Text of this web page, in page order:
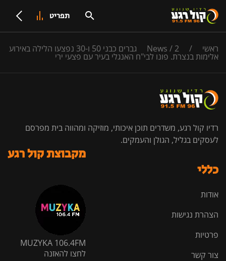
תפריט
ראשי /
News / 2 גברים כבני 50 ו-30 נפצעו הלילה באירוע
אלימות בנצרת. פונו לבי"ח האנגלי בעיר עם פצעי ירי
רדיו קול רגע, משדרים תוכן איכותי, מוזיקה ומהווה בית מפרסם
לעסקים בגליל, הגולן והעמקים.
כללי
אודות
הצהרת נגישות
פרטיות
צור קשר
מקבוצת קול רגע
MUZYKA 106.4FM
לחצו להאזנה